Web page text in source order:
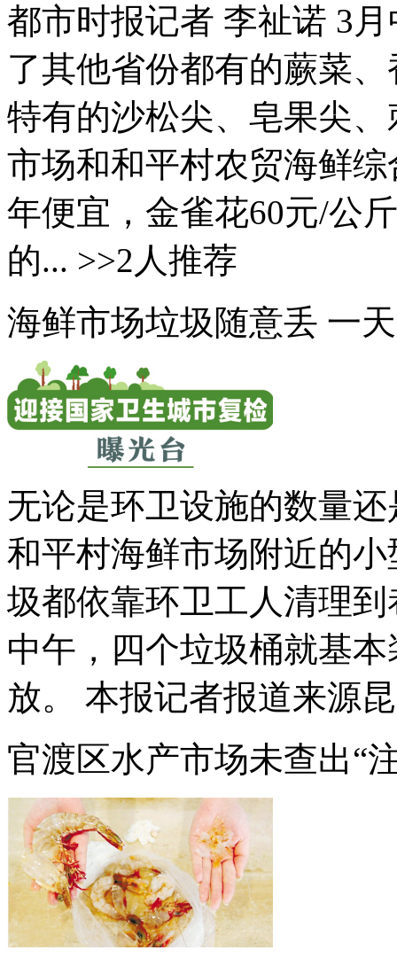
都市时报记者 李祉诺 3
了其他省份都有的蕨菜
特有的沙松尖、皂果尖
市场和和平村农贸海鲜
年便宜，金雀花60元/公
的... >>2人推荐
海鲜市场垃圾随意丢 一
无论是环卫设施的数量
和平村海鲜市场附近的
圾都依靠环卫工人清理
中午，四个垃圾桶就基
放。 本报记者报道来源
官渡区水产市场未查出“